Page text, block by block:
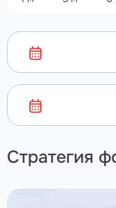
Стратегия